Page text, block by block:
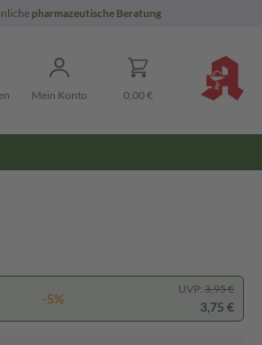
pharmazeutische Beratung
Mein Konto 0,00 €
-5%
UVP: 3,95 €
3,75 €